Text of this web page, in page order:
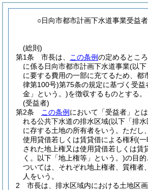
○日向市都市計画下水道事業受益
(総則)
第1条
市長は、 この条例の定めるとこ
に係る日向市都市計画下水道事業(以下
に要する費用の一部に充てるため、都
律第100号)第75条の規定に基づく受益
金」という。)を徴収するものとする。
(受益者)
第2条
この条例 において「受益者」と
れる公共下水道の排水区域(以下「排
に存する土地の所有者をいう。 ただし
使用貸借若しくは賃貸借による権利 (一
された地上権又は使用貸借若しくは賃
く。以下「地上権等」という。)の目的
ついては、それぞれ地上権者、質権者
人をいう。
2
市長は、排水区域内における土地区